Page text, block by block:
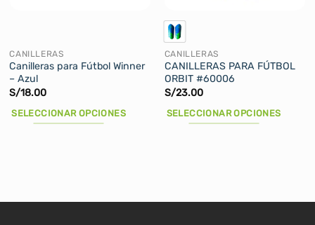
CANILLERAS
Canilleras para Fútbol Winner
– Azul
S/18.00
SELECCIONAR OPCIONES
CANILLERAS
CANILLERAS PARA FÚTBOL
ORBIT #60006
S/23.00
SELECCIONAR OPCIONES